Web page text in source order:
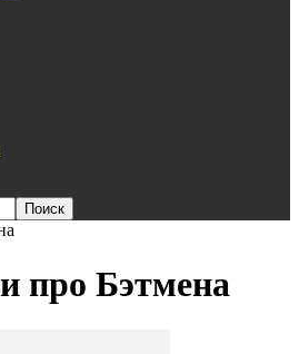
про Бэтмена